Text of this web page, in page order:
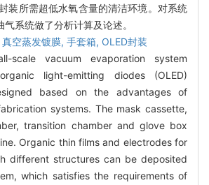
装所需超低水氧含量的清洁环境。对系统
系统做了分析计算及论述。
真空蒸发镀膜, 手套箱, OLED封装
scale vacuum evaporation system
light-emitting diodes (OLED)
based on the advantages of
systems. The mask cassette,
transition chamber and glove box
Organic thin films and electrodes for
different structures can be deposited
which satisfies the requirements of